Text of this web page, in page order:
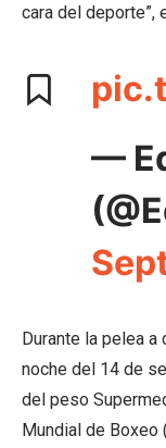
cara del deporte”,
—
Durante la pelea a
noche del 14 de
del peso
Mundial de Boxeo